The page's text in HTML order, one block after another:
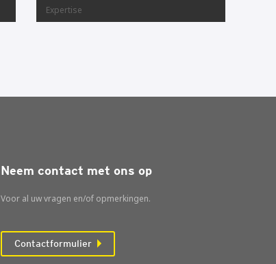
Expertise
Neem contact met ons op
Voor al uw vragen en/of opmerkingen.
Contactformulier